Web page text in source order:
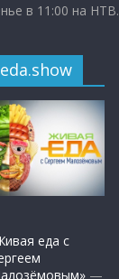
в 11:00 на НТВ.
eda.show
еда с
—